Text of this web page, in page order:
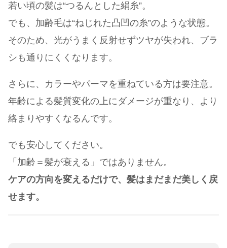
若い頃の髪は“つるんとした絹糸”。
でも、加齢毛は“ねじれた凸凹の糸”のような状態。
そのため、光がうまく反射せずツヤが失われ、ブラ
シも通りにくくなります。
さらに、カラーやパーマを重ねている方は要注意。
年齢による髪質変化の上にダメージが重なり、より
絡まりやすくなるんです。
でも安心してください。
「加齢＝髪が衰える」ではありません。
ケアの方向を変えるだけで、髪はまだまだ美しく戻
せます。